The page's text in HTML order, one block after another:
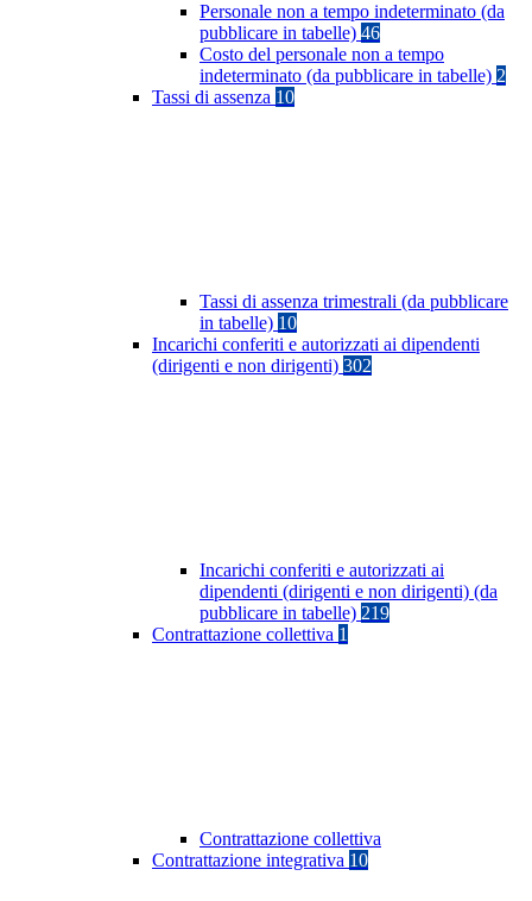
Personale non a tempo indeterminato (da
pubblicare in tabelle) 46
Costo del personale non a tempo
indeterminato (da pubblicare in tabelle) 2
Tassi di assenza 10
Tassi di assenza trimestrali (da pubblicare
in tabelle) 10
Incarichi conferiti e autorizzati ai dipendenti
(dirigenti e non dirigenti) 302
Incarichi conferiti e autorizzati ai
dipendenti (dirigenti e non dirigenti) (da
pubblicare in tabelle) 219
Contrattazione collettiva 1
Contrattazione collettiva
Contrattazione integrativa 10